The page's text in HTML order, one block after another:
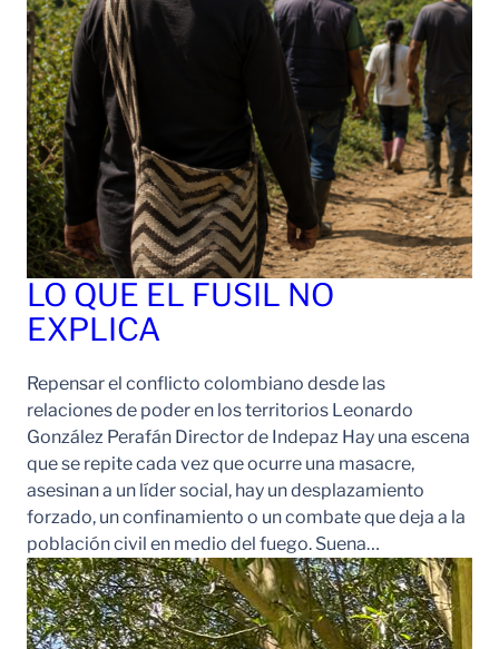
LO QUE EL FUSIL NO
EXPLICA
Repensar el conflicto colombiano desde las
relaciones de poder en los territorios Leonardo
González Perafán Director de Indepaz Hay una escena
que se repite cada vez que ocurre una masacre,
asesinan a un líder social, hay un desplazamiento
forzado, un confinamiento o un combate que deja a la
población civil en medio del fuego. Suena…